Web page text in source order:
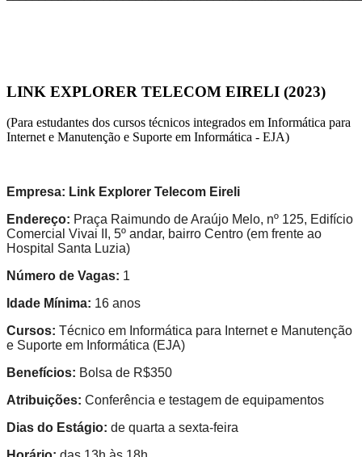
LINK EXPLORER TELECOM EIRELI (2023)
(Para estudantes dos cursos técnicos integrados em Informática para
Internet e Manutenção e Suporte em Informática - EJA)
Empresa: Link Explorer Telecom Eireli
Endereço: Praça Raimundo de Araújo Melo, nº 125, Edifício
Comercial Vivai II, 5º andar, bairro Centro (em frente ao
Hospital Santa Luzia)
Número de Vagas: 1
Idade Mínima: 16 anos
Cursos: Técnico em Informática para Internet e Manutenção
e Suporte em Informática (EJA)
Benefícios: Bolsa de R$350
Atribuições: Conferência e testagem de equipamentos
Dias do Estágio: de quarta a sexta-feira